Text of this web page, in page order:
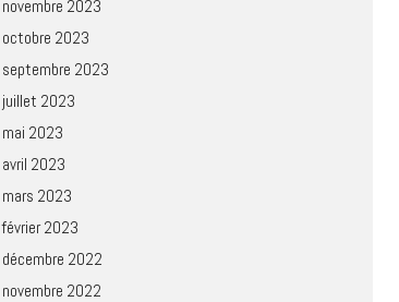
novembre 2023
octobre 2023
septembre 2023
juillet 2023
mai 2023
avril 2023
mars 2023
février 2023
décembre 2022
novembre 2022